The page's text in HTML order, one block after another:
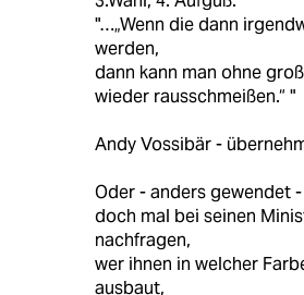
"…„Wenn die dann
werden,
dann kann man ohne
wieder rausschmeißen.“ "
Andy Vossibär -
Oder - anders gewendet
doch mal bei seinen
nachfragen,
wer ihnen in welcher
ausbaut,